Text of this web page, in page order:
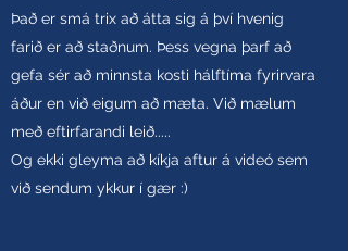
Það er smá trix að átta sig á því hvenig
farið er að staðnum. Þess vegna þarf að
gefa sér að minnsta kosti hálftíma fyrirvara
áður en við eigum að mæta. Við mælum
með eftirfarandi leið.....
Og ekki gleyma að kíkja aftur á videó sem
við sendum ykkur í gær :)